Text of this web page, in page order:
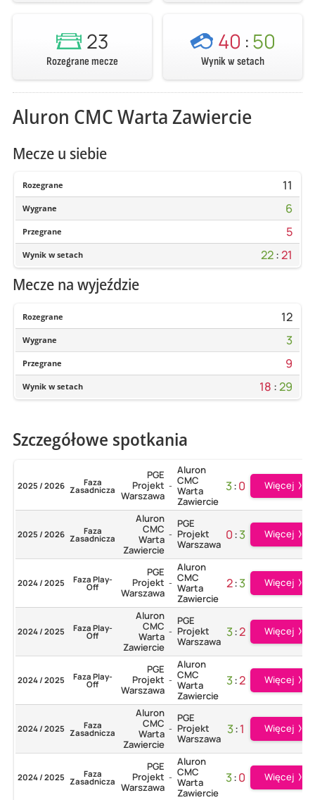
23
Rozegrane mecze
40 :50
Wynik w setach
Aluron CMC Warta Zawiercie
Mecze u siebie
Rozegrane 11
Wygrane 6
Przegrane 5
Wynik w setach 22:21
Mecze na wyjeździe
Rozegrane 12
Wygrane 3
Przegrane 9
Wynik w setach 18 :29
Szczegółowe spotkania
2025 / 2026 Faza
Zasadnicza
PGE
Projekt
Warszawa
-
Aluron
CMC
Warta
Zawiercie
3:0 Więcej
2025 / 2026 Faza
Zasadnicza
Aluron
CMC
Warta
Zawiercie
-
PGE
Projekt
Warszawa
0:3 Więcej
2024 / 2025 Faza Play-
Off
PGE
Projekt
Warszawa
-
Aluron
CMC
Warta
Zawiercie
2:3 Więcej
2024 / 2025 Faza Play-
Off
Aluron
CMC
Warta
Zawiercie
-
PGE
Projekt
Warszawa
3:2 Więcej
2024 / 2025 Faza Play-
Off
PGE
Projekt
Warszawa
-
Aluron
CMC
Warta
Zawiercie
3:2 Więcej
2024 / 2025 Faza
Zasadnicza
Aluron
CMC
Warta
Zawiercie
-
PGE
Projekt
Warszawa
3:1 Więcej
2024 / 2025 Faza
Zasadnicza
PGE
Projekt
Warszawa
-
Aluron
CMC
Warta
Zawiercie
3:0 Więcej